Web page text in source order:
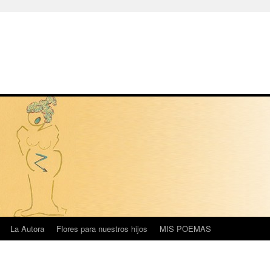
La Autora Flores para nuestros hijos MIS POEMAS